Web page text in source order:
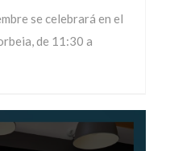
se celebrará en el
de 11:30 a